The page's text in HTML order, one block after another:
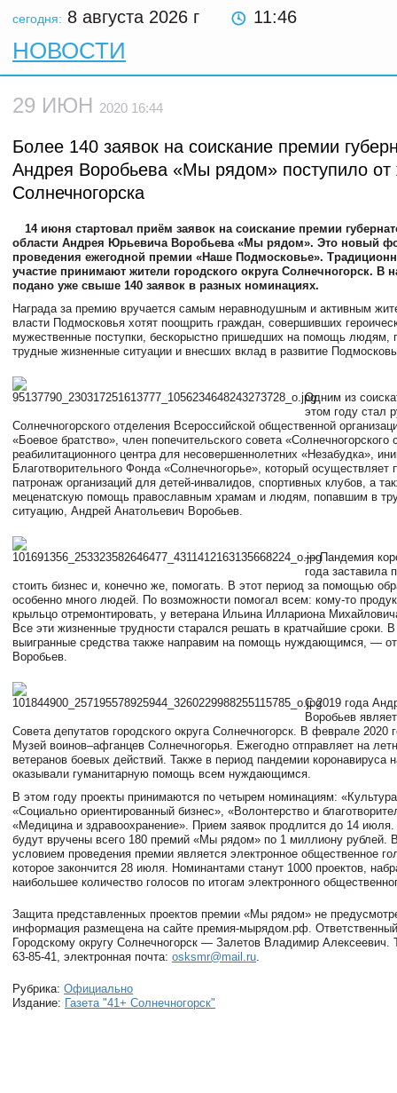
сегодня: 8 августа 2026 г 11:46
НОВОСТИ
29 ИЮН 2020 16:44
Более 140 заявок на соискание премии
Андрея Воробьева «Мы рядом» поступило от
Солнечногорска
14 июня стартовал приём заявок на соискание премии
области Андрея Юрьевича Воробьева «Мы рядом». Это новый
проведения ежегодной премии «Наше Подмосковье».
участие принимают жители городского округа Солнечногорск. В
подано уже свыше 140 заявок в разных номинациях.
Награда за премию вручается самым неравнодушным и активным
власти Подмосковья хотят поощрить граждан, совершивших
мужественные поступки, бескорыстно пришедших на помощь людям,
трудные жизненные ситуации и внесших вклад в развитие
Одним из
этом году стал
Солнечногорского отделения Всероссийской общественной
«Боевое братство», член попечительского совета «Солнечногорского
реабилитационного центра для несовершеннолетних «Незабудка»,
Благотворительного Фонда «Солнечногорье», который осуществляет
патронаж организаций для детей-инвалидов, спортивных клубов, а
меценатскую помощь православным храмам и людям, попавшим в
ситуацию, Андрей Анатольевич Воробьев.
— Пандемия
года заставила
стоить бизнес и, конечно же, помогать. В этот период за помощью
особенно много людей. По возможности помогал всем: кому-то
крыльцо отремонтировать, у ветерана Ильина Иллариона
Все эти жизненные трудности старался решать в кратчайшие сроки.
выигранные средства также направим на помощь нуждающимся, —
Воробьев.
С 2019 года
Воробьев
Совета депутатов городского округа Солнечногорск. В феврале 2020
Музей воинов–афганцев Солнечногорья. Ежегодно отправляет на
ветеранов боевых действий. Также в период пандемии коронавируса
оказывали гуманитарную помощь всем нуждающимся.
В этом году проекты принимаются по четырем номинациям:
«Социально ориентированный бизнес», «Волонтерство и
«Медицина и здравоохранение». Прием заявок продлится до 14
будут вручены всего 180 премий «Мы рядом» по 1 миллиону рублей.
условием проведения премии является электронное общественное
которое закончится 28 июля. Номинантами станут 1000 проектов,
наибольшее количество голосов по итогам электронного
Защита представленных проектов премии «Мы рядом» не
информация размещена на сайте премия-мырядом.рф.
Городскому округу Солнечногорск — Залетов Владимир Алексеевич.
63-85-41, электронная почта: osksmr@mail.ru.
Рубрика: Официально
Издание: Газета "41+ Солнечногорск"